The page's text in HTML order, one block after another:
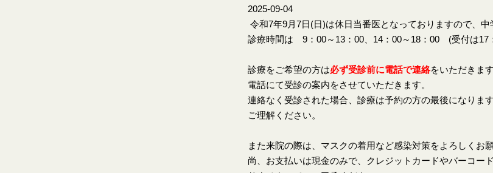
2025-09-04
令和7年9月7日(日)は休日当番医となっておりますので、
診療時間は 9：00～13：00、14：00～18：00 (受付は17
診療をご希望の方は必ず受診前に電話で連絡をいただきま
電話にて受診の案内をさせていただきます。
連絡なく受診された場合、診療は予約の方の最後になりま
ご理解ください。
また来院の際は、マスクの着用など感染対策をよろしくお
尚、お支払いは現金のみで、クレジットカードやバーコー